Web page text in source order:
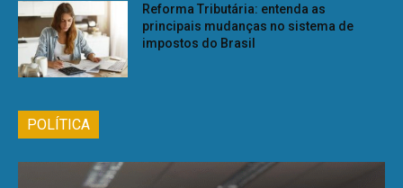
Reforma Tributária: entenda as
principais mudanças no sistema de
impostos do Brasil
POLÍTICA